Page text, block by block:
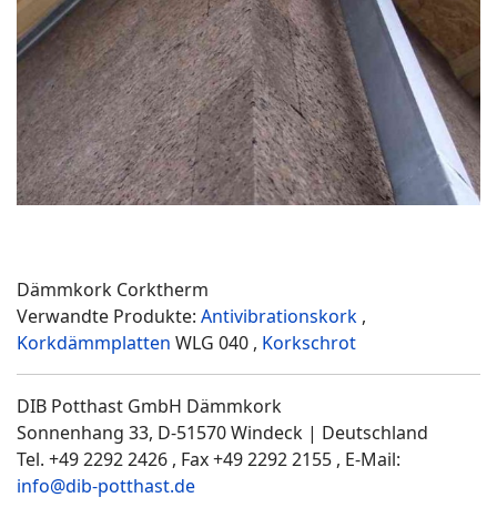
Dämmkork Corktherm
Verwandte Produkte: Antivibrationskork ,
Korkdämmplatten WLG 040 , Korkschrot
DIB Potthast GmbH Dämmkork
Sonnenhang 33, D-51570 Windeck | Deutschland
Tel. +49 2292 2426 , Fax +49 2292 2155 , E-Mail:
info@dib-potthast.de